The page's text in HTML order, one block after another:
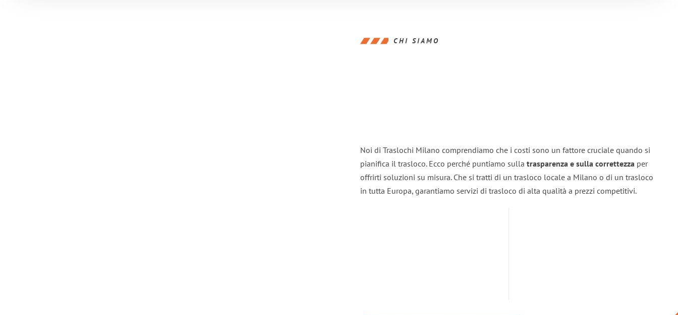
CHI SIAMO
Noi di Traslochi Milano comprendiamo che i costi sono un fattore cruciale quando si
pianifica il trasloco. Ecco perché puntiamo sulla trasparenza e sulla correttezza per
offrirti soluzioni su misura. Che si tratti di un trasloco locale a Milano o di un trasloco
in tutta Europa, garantiamo servizi di trasloco di alta qualità a prezzi competitivi.